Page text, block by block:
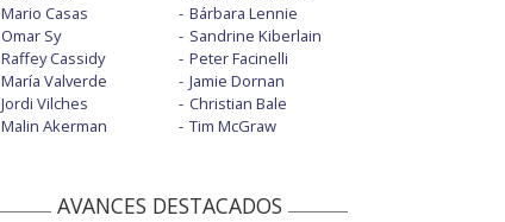
Mario Casas
Omar Sy
Raffey Cassidy
María Valverde
Jordi Vilches
Malin Akerman
Bárbara Lennie
Sandrine Kiberlain
Peter Facinelli
Jamie Dornan
Christian Bale
Tim McGraw
AVANCES DESTACADOS